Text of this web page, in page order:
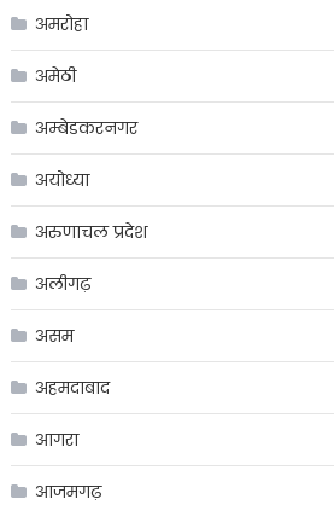
अमरोहा
अमेठी
अम्बेडकरनगर
अयोध्या
अरुणाचल प्रदेश
अलीगढ़
असम
अहमदाबाद
आगरा
आजमगढ़